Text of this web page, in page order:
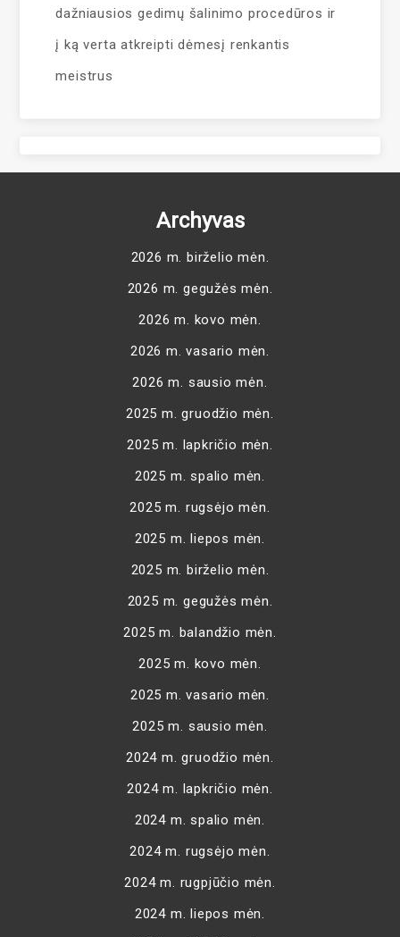
dažniausios gedimų šalinimo procedūros ir
į ką verta atkreipti dėmesį renkantis
meistrus
Archyvas
2026 m. birželio mėn.
2026 m. gegužės mėn.
2026 m. kovo mėn.
2026 m. vasario mėn.
2026 m. sausio mėn.
2025 m. gruodžio mėn.
2025 m. lapkričio mėn.
2025 m. spalio mėn.
2025 m. rugsėjo mėn.
2025 m. liepos mėn.
2025 m. birželio mėn.
2025 m. gegužės mėn.
2025 m. balandžio mėn.
2025 m. kovo mėn.
2025 m. vasario mėn.
2025 m. sausio mėn.
2024 m. gruodžio mėn.
2024 m. lapkričio mėn.
2024 m. spalio mėn.
2024 m. rugsėjo mėn.
2024 m. rugpjūčio mėn.
2024 m. liepos mėn.